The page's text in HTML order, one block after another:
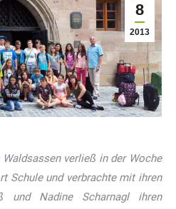
8
2013
verließ in der Woche
Schule und verbrachte mit ihren
und Nadine Scharnagl ihren